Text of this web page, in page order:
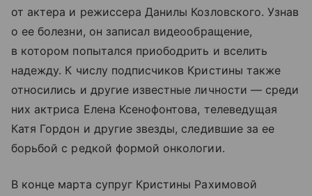
от актера и режиссера Данилы Козловского. Узнав
о ее болезни, он записал видеообращение,
в котором попытался приободрить и вселить
надежду. К числу подписчиков Кристины также
относились и другие известные личности — среди
них актриса Елена Ксенофонтова, телеведущая
Катя Гордон и другие звезды, следившие за ее
борьбой с редкой формой онкологии.
В конце марта супруг Кристины Рахимовой